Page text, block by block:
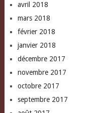
avril 2018
mars 2018
février 2018
janvier 2018
décembre 2017
novembre 2017
octobre 2017
septembre 2017